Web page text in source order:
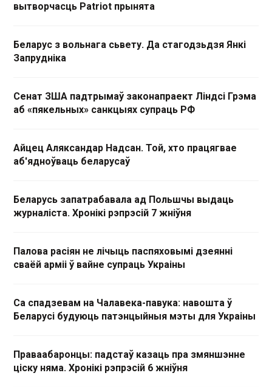
вытворчасць Patriot прынята
Беларус з вольнага сьвету. Да стагодзьдзя Янкі
Запрудніка
Сенат ЗША падтрымаў законапраект Ліндсі Грэма
аб «пякельных» санкцыях супраць РФ
Айцец Аляксандар Надсан. Той, хто працягвае
аб'ядноўваць беларусаў
Беларусь запатрабавала ад Польшчы выдаць
журналіста. Хронікі рэпрэсій 7 жніўня
Палова расіян не лічыць паспяховымі дзеянні
сваёй арміі ў вайне супраць Украіны
Са спадзевам на Чалавека-павука: навошта ў
Беларусі будуюць патэнцыйныя мэты для Украіны
Праваабаронцы: падстаў казаць пра змяншэнне
ціску няма. Хронікі рэпрэсій 6 жніўня